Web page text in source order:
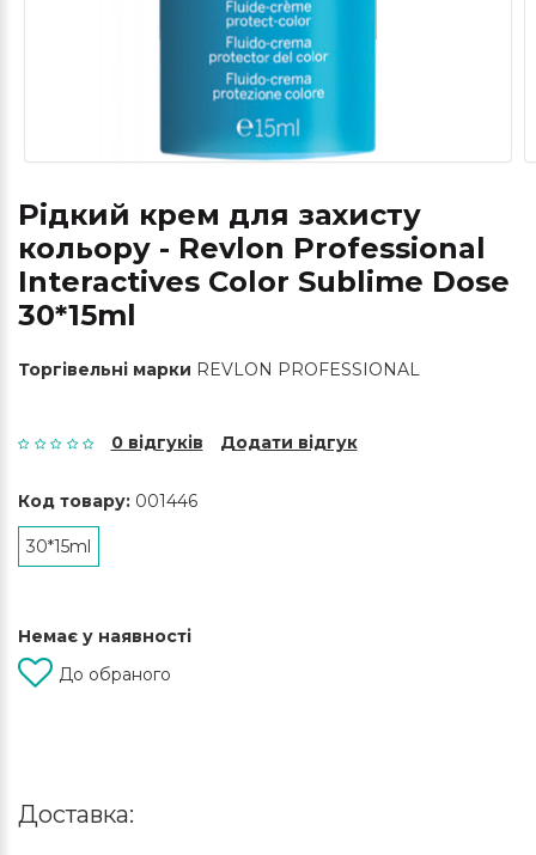
Рідкий крем для захисту
кольору - Revlon Professional
Interactives Color Sublime Dose
30*15ml
Торгівельні марки REVLON PROFESSIONAL
0 відгуків Додати відгук
Код товару: 001446
30*15ml
Немає у наявності
До обраного
Доставка: